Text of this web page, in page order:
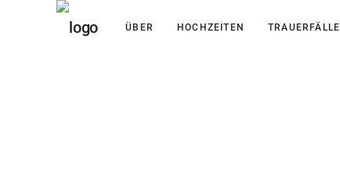
ÜBER HOCHZEITEN TRAUERFÄLLE